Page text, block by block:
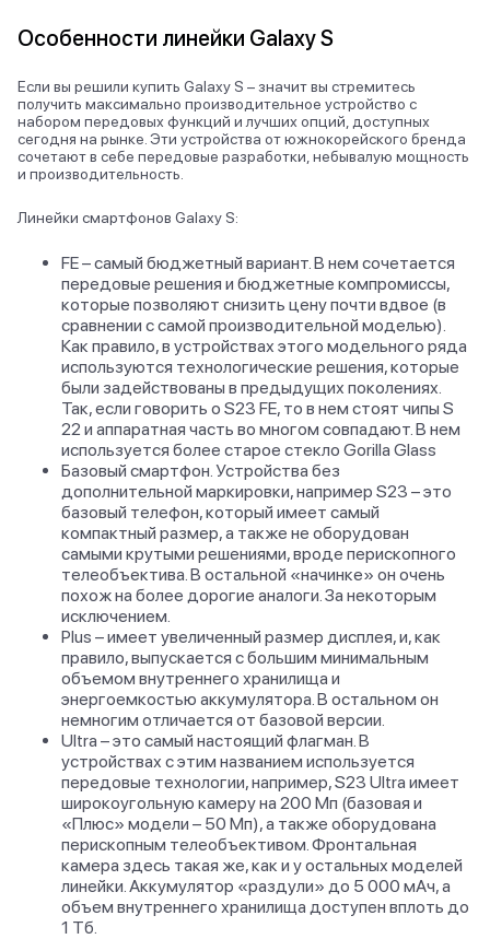
Особенности линейки Galaxy S
Если вы решили купить Galaxy S – значит вы стремитесь
получить максимально производительное устройство с
набором передовых функций и лучших опций, доступных
сегодня на рынке. Эти устройства от южнокорейского бренда
сочетают в себе передовые разработки, небывалую мощность
и производительность.
Линейки смартфонов Galaxy S:
FE – самый бюджетный вариант. В нем сочетается
передовые решения и бюджетные компромиссы,
которые позволяют снизить цену почти вдвое (в
сравнении с самой производительной моделью).
Как правило, в устройствах этого модельного ряда
используются технологические решения, которые
были задействованы в предыдущих поколениях.
Так, если говорить о S23 FE, то в нем стоят чипы S
22 и аппаратная часть во многом совпадают. В нем
используется более старое стекло Gorilla Glass
Базовый смартфон. Устройства без
дополнительной маркировки, например S23 – это
базовый телефон, который имеет самый
компактный размер, а также не оборудован
самыми крутыми решениями, вроде перископного
телеобъектива. В остальной «начинке» он очень
похож на более дорогие аналоги. За некоторым
исключением.
Plus – имеет увеличенный размер дисплея, и, как
правило, выпускается с большим минимальным
объемом внутреннего хранилища и
энергоемкостью аккумулятора. В остальном он
немногим отличается от базовой версии.
Ultra – это самый настоящий флагман. В
устройствах с этим названием используется
передовые технологии, например, S23 Ultra имеет
широкоугольную камеру на 200 Мп (базовая и
«Плюс» модели – 50 Мп), а также оборудована
перископным телеобъективом. Фронтальная
камера здесь такая же, как и у остальных моделей
линейки. Аккумулятор «раздули» до 5 000 мАч, а
объем внутреннего хранилища доступен вплоть до
1 Тб.